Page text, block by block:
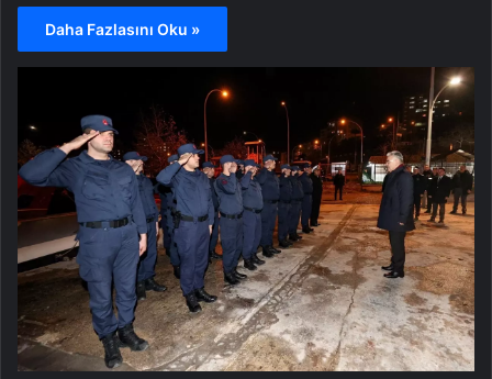
Daha Fazlasını Oku »